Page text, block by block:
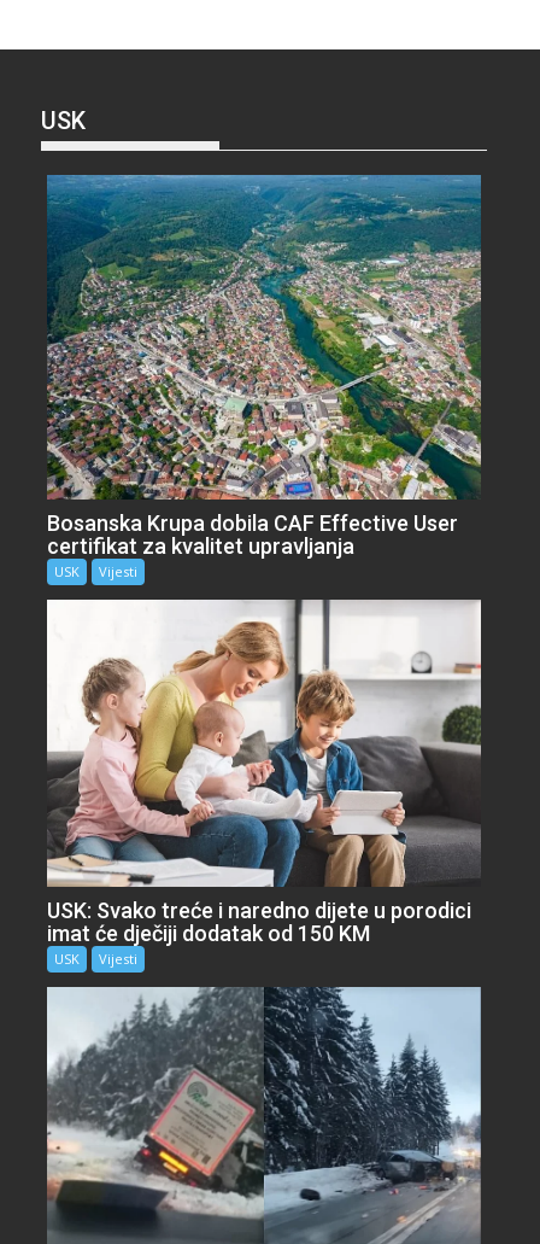
USK
Bosanska Krupa dobila CAF Effective User
certifikat za kvalitet upravljanja
USK Vijesti
USK: Svako treće i naredno dijete u porodici
imat će dječiji dodatak od 150 KM
USK Vijesti